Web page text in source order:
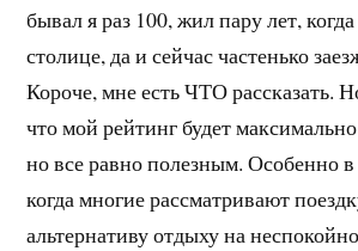
бывал я раз 100, жил пару лет,
столице, да и сейчас частенько
Короче, мне есть ЧТО рассказать.
что мой рейтинг будет
но все равно полезным. Особенно в
когда многие рассматривают
альтернативу отдыху на